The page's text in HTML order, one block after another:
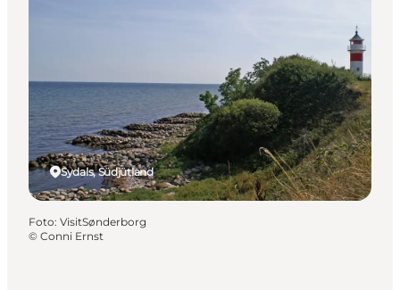
Unterkünfte
Reiseplanung
Sydals, Südjütland
Foto: VisitSønderborg
© Conni Ernst